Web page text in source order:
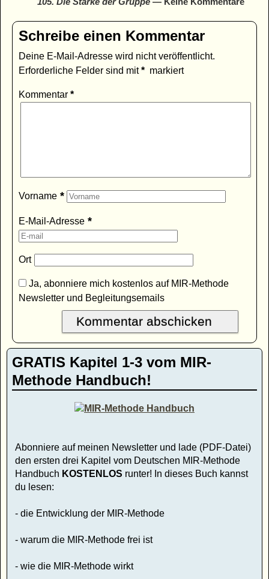
Schreibe einen Kommentar
Deine E-Mail-Adresse wird nicht veröffentlicht.
Erforderliche Felder sind mit* markiert
Kommentar *
Vorname *
E-Mail-Adresse *
Ort
Ja, abonniere mich kostenlos auf MIR-Methode
Newsletter und Begleitungsemails
GRATIS Kapitel 1-3 vom MIR-
Methode Handbuch!
Abonniere auf meinen Newsletter und lade (PDF-Datei)
den ersten drei Kapitel vom Deutschen MIR-Methode
Handbuch KOSTENLOS runter! In dieses Buch kannst
du lesen:
- die Entwicklung der MIR-Methode
- warum die MIR-Methode frei ist
- wie die MIR-Methode wirkt